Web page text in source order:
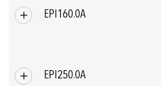
EPI160.0A
EPI250.0A